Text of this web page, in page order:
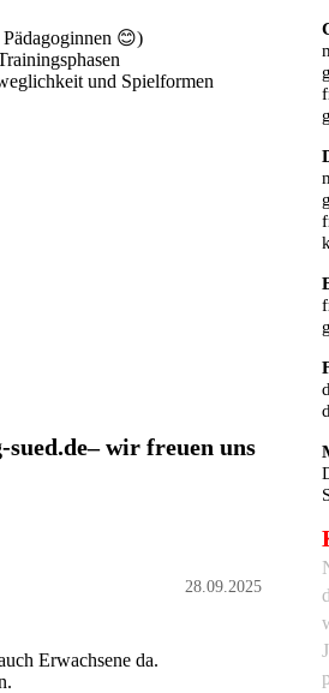
😊)
und Spielformen
wir freuen uns
28.09.2025
Erwachsene da.